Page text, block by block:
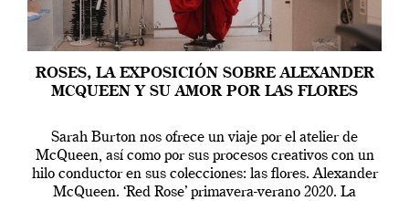
ROSES, LA EXPOSICIÓN SOBRE ALEXANDER
MCQUEEN Y SU AMOR POR LAS FLORES
Sarah Burton nos ofrece un viaje por el atelier de
McQueen, así como por sus procesos creativos con un
hilo conductor en sus colecciones: las flores. Alexander
McQueen. ‘Red Rose’ primavera-verano 2020. La